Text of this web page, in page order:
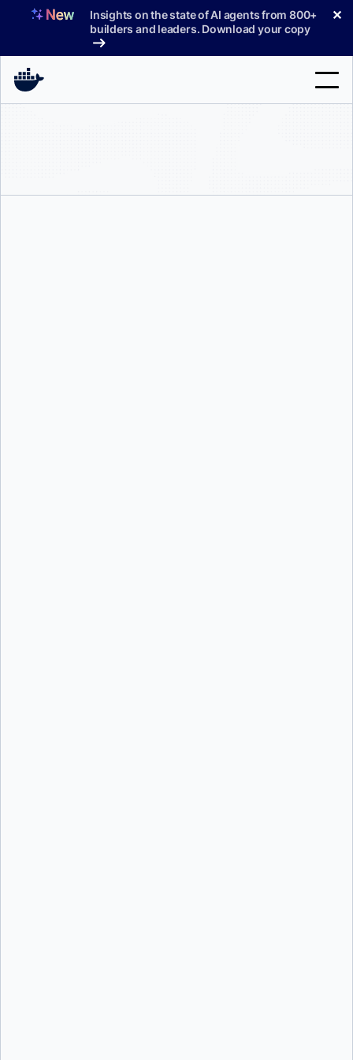
へ
Insights on the state of AI agents from 800+
builders and leaders. Download your copy
✕
サポート